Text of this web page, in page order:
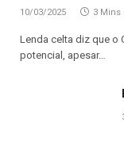
10/03/2025 3 Mins
Lenda celta diz que o
potencial, apesar…